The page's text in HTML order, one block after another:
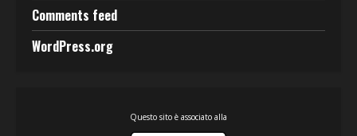
Comments feed
WordPress.org
Questo sito è associato alla